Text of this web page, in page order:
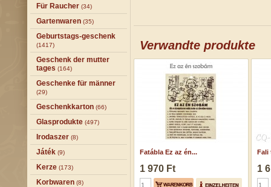
Für Raucher (34)
Gartenwaren (35)
Geburtstags-geschenk
(1417)
Geschenk der mutter
tages (164)
Geschenke für männer
(29)
Geschenkkarton (66)
Glasprodukte (497)
Irodaszer (8)
Játék (9)
Kerze (173)
Korbwaren (8)
Verwandte produkte
Fatábla Ez az én...
1 970 Ft
Fali
1